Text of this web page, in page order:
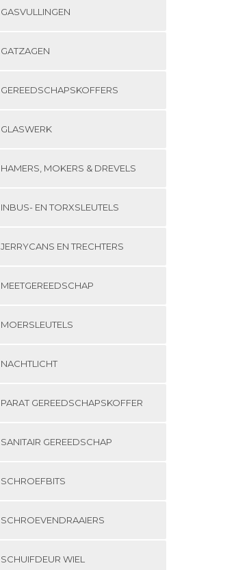
GASVULLINGEN
GATZAGEN
GEREEDSCHAPSKOFFERS
GLASWERK
HAMERS, MOKERS & DREVELS
INBUS- EN TORXSLEUTELS
JERRYCANS EN TRECHTERS
MEETGEREEDSCHAP
MOERSLEUTELS
NACHTLICHT
PARAT GEREEDSCHAPSKOFFER
SANITAIR GEREEDSCHAP
SCHROEFBITS
SCHROEVENDRAAIERS
SCHUIFDEUR WIEL